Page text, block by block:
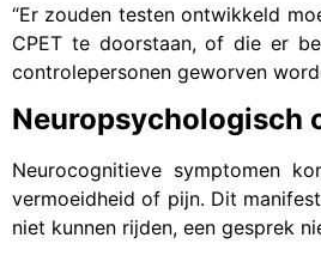
“Er zouden testen ontwikkeld
CPET te doorstaan, of die er
controlepersonen geworven
Neuropsychologisch
Neurocognitieve symptomen
vermoeidheid of pijn. Dit
niet kunnen rijden, een gesprek